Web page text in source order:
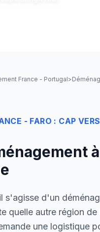
France - Portugal>
- FARO : CAP
s'agisse d'un
quelle autre région de
une logistique